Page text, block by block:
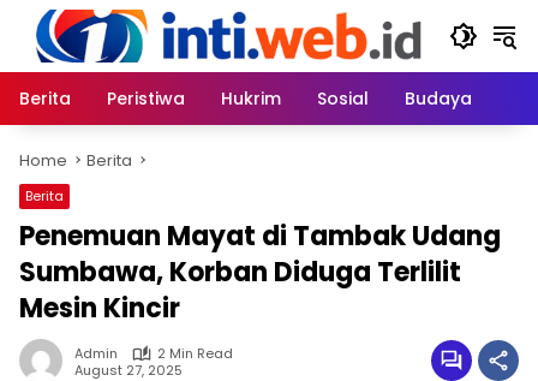
content
Berita
Peristiwa Hukrim Sosial Budaya
Home Berita
Berita
Penemuan Mayat di Tambak Udang
Sumbawa, Korban Diduga Terlilit
Mesin Kincir
Admin
2 Min Read
August 27, 2025